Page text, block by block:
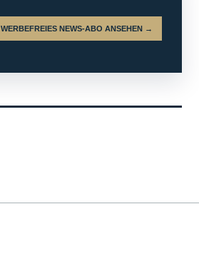
WERBEFREIES NEWS-ABO ANSEHEN →